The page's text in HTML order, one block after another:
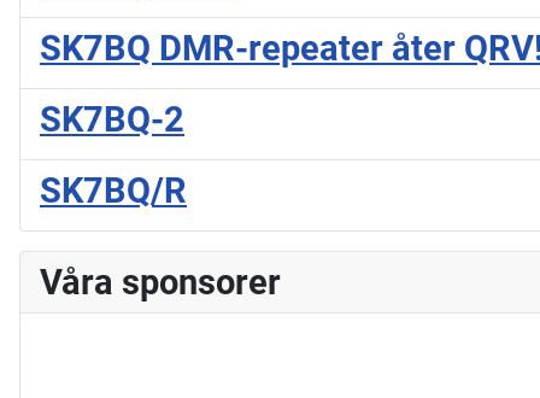
SK7BQ DMR-repeater åter
SK7BQ-2
SK7BQ/R
Våra sponsorer